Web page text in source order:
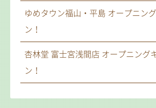
ゆめタウン福山・平島 オープニン
ン！
杏林堂 富士宮浅間店 オープニング
ン！